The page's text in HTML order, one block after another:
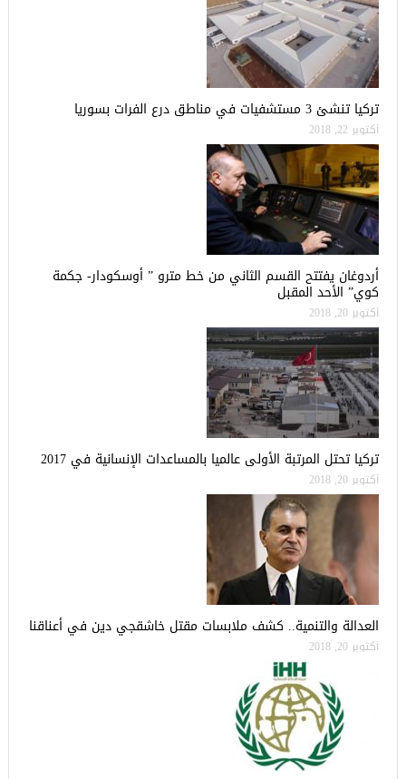
تركيا تنشئ 3 مستشفيات في مناطق درع الفرات بسوريا
أكتوبر 22, 2018
أردوغان يفتتح القسم الثاني من خط مترو ” أوسكودار- جكمة
كوي” الأحد المقبل
أكتوبر 20, 2018
تركيا تحتل المرتبة الأولى عالميا بالمساعدات الإنسانية في 2017
أكتوبر 20, 2018
العدالة والتنمية.. كشف ملابسات مقتل خاشقجي دين في أعناقنا
أكتوبر 20, 2018